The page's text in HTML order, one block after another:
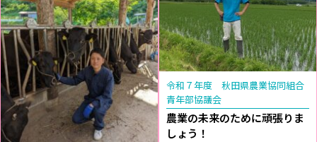
令和７年度 秋田県農業協同組合
青年部協議会
農業の未来のために頑張りま
しょう！